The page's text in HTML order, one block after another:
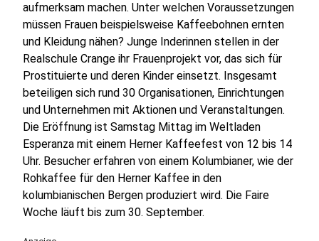
aufmerksam machen. Unter welchen Voraussetzungen
müssen Frauen beispielsweise Kaffeebohnen ernten
und Kleidung nähen? Junge Inderinnen stellen in der
Realschule Crange ihr Frauenprojekt vor, das sich für
Prostituierte und deren Kinder einsetzt. Insgesamt
beteiligen sich rund 30 Organisationen, Einrichtungen
und Unternehmen mit Aktionen und Veranstaltungen.
Die Eröffnung ist Samstag Mittag im Weltladen
Esperanza mit einem Herner Kaffeefest von 12 bis 14
Uhr. Besucher erfahren von einem Kolumbianer, wie der
Rohkaffee für den Herner Kaffee in den
kolumbianischen Bergen produziert wird. Die Faire
Woche läuft bis zum 30. September.